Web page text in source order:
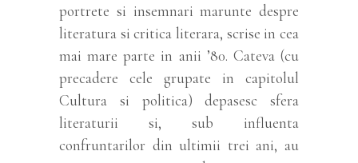
portrete si insemnari marunte despre
literatura si critica literara, scrise in cea
mai mare parte in anii ’80. Cateva (cu
precadere cele grupate in capitolul
Cultura si politica) depasesc sfera
literaturii si, sub influenta
confruntarilor din ultimii trei ani, au